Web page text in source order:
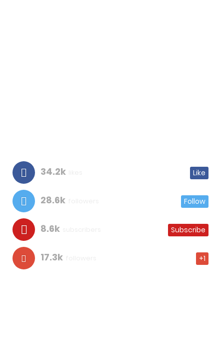
34.2k Like
28.6k Follow
8.6k Subscribe
17.3k +1